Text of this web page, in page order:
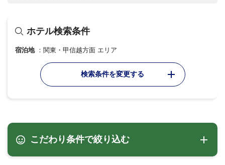
ホテル検索条件
宿泊地 関東・甲信越方面 エリア
検索条件を変更する
こだわり条件で絞り込む